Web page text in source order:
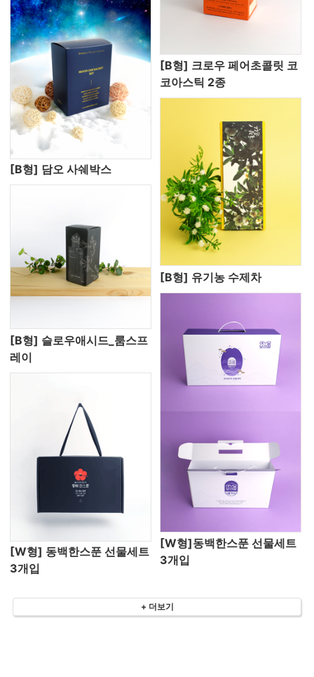
[B형] 담오 사쉐박스
[B형] 크로우 페어초콜릿 코
코아스틱 2종
[B형] 슬로우애시드_룸스프
레이
[B형] 유기농 수제차
[W형] 동백한스푼 선물세트
3개입
[W형]동백한스푼 선물세트
3개입
+ 더보기